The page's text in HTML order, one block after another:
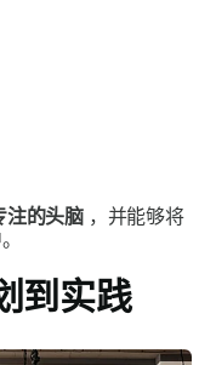
注的头脑，并能够将
到实践